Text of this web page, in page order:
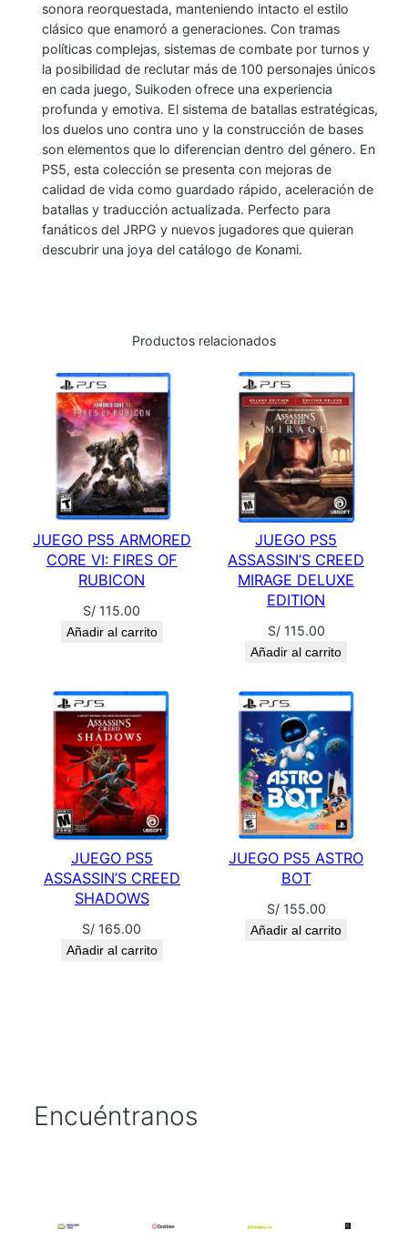
sonora reorquestada, manteniendo intacto el estilo
clásico que enamoró a generaciones. Con tramas
políticas complejas, sistemas de combate por turnos y
la posibilidad de reclutar más de 100 personajes únicos
en cada juego, Suikoden ofrece una experiencia
profunda y emotiva. El sistema de batallas estratégicas,
los duelos uno contra uno y la construcción de bases
son elementos que lo diferencian dentro del género. En
PS5, esta colección se presenta con mejoras de
calidad de vida como guardado rápido, aceleración de
batallas y traducción actualizada. Perfecto para
fanáticos del JRPG y nuevos jugadores que quieran
descubrir una joya del catálogo de Konami.
Productos relacionados
JUEGO PS5 ARMORED
CORE VI: FIRES OF
RUBICON
S/ 115.00
Añadir al carrito
JUEGO PS5
ASSASSIN’S CREED
MIRAGE DELUXE
EDITION
S/115.00
Añadir al carrito
JUEGO PS5
ASSASSIN’S CREED
SHADOWS
S/ 165.00
Añadir al carrito
JUEGO PS5 ASTRO
BOT
S/155.00
Añadir al carrito
Encuéntranos